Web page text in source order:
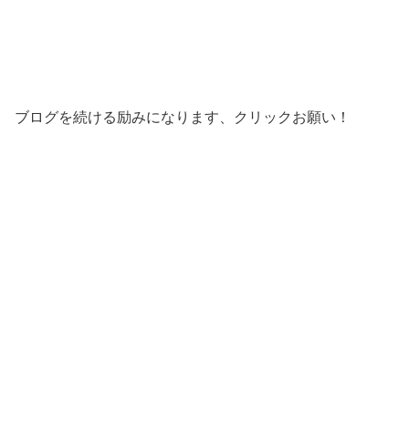
ブログを続ける励みになります、クリックお願い！